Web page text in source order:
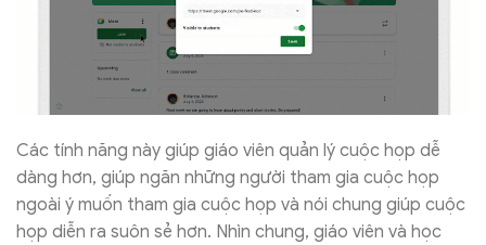
Các tính năng này giúp giáo viên quản lý cuộc họp dễ
dàng hơn, giúp ngăn những người tham gia cuộc họp
ngoài ý muốn tham gia cuộc họp và nói chung giúp cuộc
họp diễn ra suôn sẻ hơn. Nhìn chung, giáo viên và học